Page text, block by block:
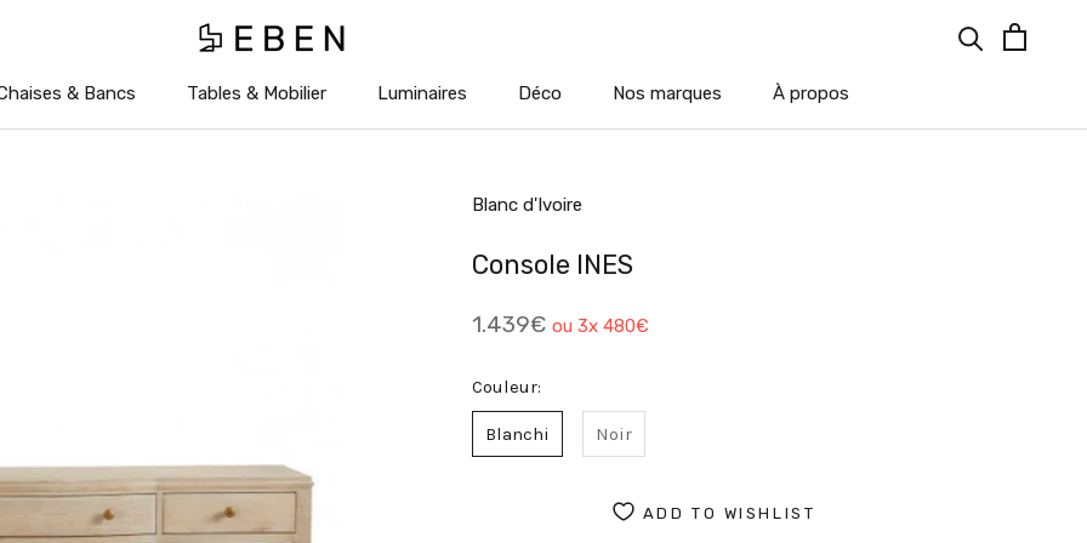
& Bancs
Tables & Mobilier
Luminaires
Déco
Nos marques
À propos
Blanc d'Ivoire
Console INES
1.439€ ou 3x 480€
Couleur:
Blanchi Noir
ADD TO WISHLIST